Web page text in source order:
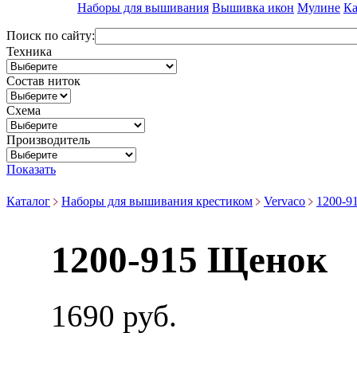
Наборы для вышивания Вышивка икон Мулине
Поиск по сайту:
Техника
Состав ниток
Схема
Производитель
Показать
Каталог Наборы для вышивания крестиком Vervaco 1200-
1200-915 Щенок
1690 руб.